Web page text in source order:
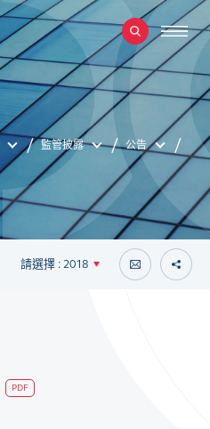
監管披露
公告
請選擇 : 2018
PDF